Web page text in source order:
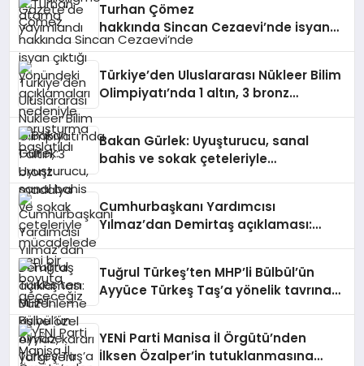
Turhan Çömez
hakkında Sincan Cezaevi’nde isyan
çıktığı yönündeki açıklamaları
Türkiye’den Uluslararası Nükleer Bilim
Olimpiyatı’nda 1 altın, 3 bronz
Bakan Gürlek: Uyuşturucu, sanal
bahis ve sokak çeteleriyle
Cumhurbaşkanı Yardımcısı
Yılmaz’dan Demirtaş açıklaması:
Tuğrul Türkeş’ten MHP’li Bülbül’ün
Ayyüce Türkeş Taş’a yönelik tavrına
YENİ Parti Manisa İl Örgütü’nden
İlksen Özalper’in tutuklanmasına